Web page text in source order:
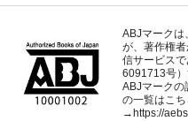
ABJマークは
が、著作権
信サービス
6091713号）
ABJマークの
の一覧はこち
→ https://